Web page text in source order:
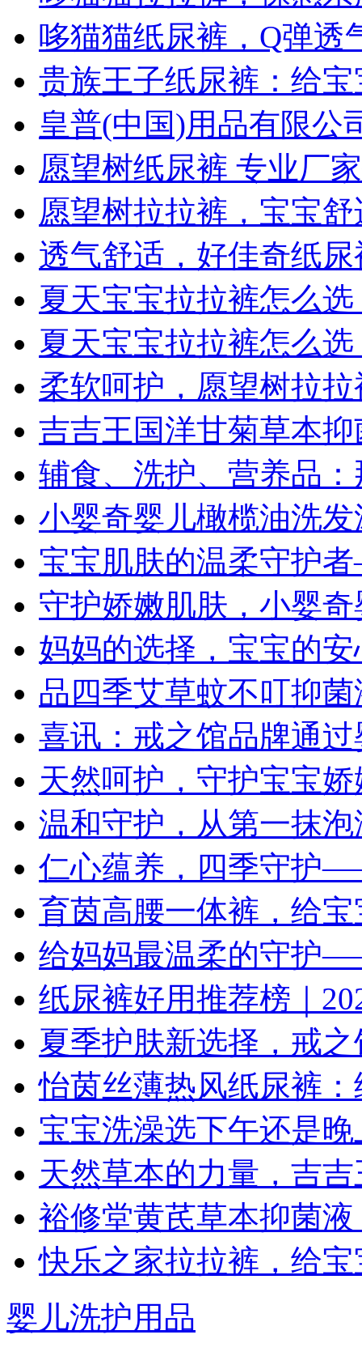
哆猫猫纸尿裤，Q弹透
贵族王子纸尿裤：给
皇普(中国)用品有限公
愿望树纸尿裤 专业厂
愿望树拉拉裤，宝宝
透气舒适，好佳奇纸
夏天宝宝拉拉裤怎么
夏天宝宝拉拉裤怎么
柔软呵护，愿望树拉
吉吉王国洋甘菊草本
辅食、洗护、营养品
小婴奇婴儿橄榄油洗
宝宝肌肤的温柔守护
守护娇嫩肌肤，小婴
妈妈的选择，宝宝的
品四季艾草蚊不叮抑
喜讯：戒之馆品牌通
天然呵护，守护宝宝
温和守护，从第一抹
仁心蕴养，四季守护
育茵高腰一体裤，给
给妈妈最温柔的守护
纸尿裤好用推荐榜｜
夏季护肤新选择，戒
怡茵丝薄热风纸尿裤
宝宝洗澡选下午还是
天然草本的力量，吉
裕修堂黄芪草本抑菌
快乐之家拉拉裤，给
婴儿洗护用品